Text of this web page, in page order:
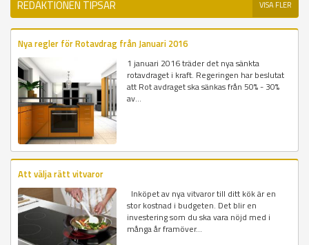
REDAKTIONEN TIPSAR VISA FLER
Nya regler för Rotavdrag från Januari 2016
1 januari 2016 träder det nya sänkta
rotavdraget i kraft. Regeringen har beslutat
att Rot avdraget ska sänkas från 50% - 30%
av...
Att välja rätt vitvaror
Inköpet av nya vitvaror till ditt kök är en
stor kostnad i budgeten. Det blir en
investering som du ska vara nöjd med i
många år framöver...